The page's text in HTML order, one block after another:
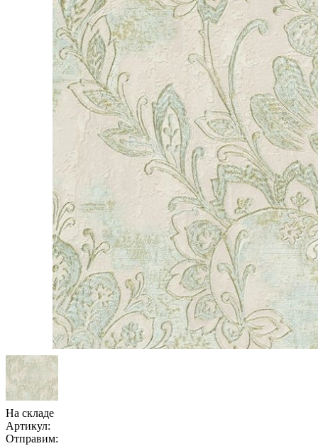
На складе
Артикул:
Отправим: